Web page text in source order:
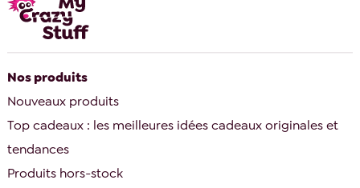
Nos produits
Nouveaux produits
Top cadeaux : les meilleures idées cadeaux originales et
tendances
Produits hors-stock